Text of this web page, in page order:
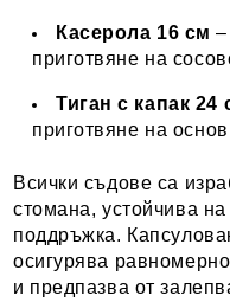
Касерола 16 см –
приготвяне на
Тиган с капак 24
приготвяне на
Всички съдове са
стомана, устойчива
поддръжка.
осигурява
и предпазва от